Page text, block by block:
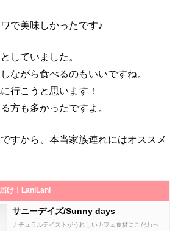
で美味しかったです♪
していました。
ながら食べるのもいいですね。
行こうと思います！
方も多かったですよ。
すから、本当家族連れにはオススメ
け！LaniLani
サニーデイズ/Sunny days
ナチュラルテイストがうれしいカフェ食材にこだわっ